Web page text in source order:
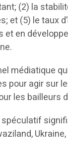
(2) la
et (5) le taux
en
médiatique
pour agir sur
les bailleurs